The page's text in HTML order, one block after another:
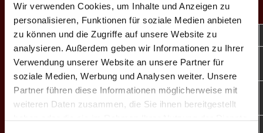
Wir verwenden Cookies, um Inhalte und Anzeigen zu
personalisieren, Funktionen für soziale Medien anbieten
zu können und die Zugriffe auf unsere Website zu
analysieren. Außerdem geben wir Informationen zu Ihrer
Verwendung unserer Website an unsere Partner für
soziale Medien, Werbung und Analysen weiter. Unsere
Partner führen diese Informationen möglicherweise mit
weiteren Daten zusammen, die Sie ihnen bereitgestellt
EINZEL-MATCHES
M # Spieler GP CD % Game-Scores
E1 1 Florian Wittkopf 3 +10 50.0
10:8 | 13:11 |
55.3
10:9 | 9:10 |
10:7 | 13:10